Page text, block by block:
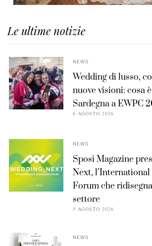
Le ultime notizie
NEWS
Wedding di lusso,
nuove visioni: cosa
Sardegna a EWPC
6 AGOSTO 2026
NEWS
Sposi Magazine
Next, l’International
Forum che
settore
5 AGOSTO 2026
NEWS